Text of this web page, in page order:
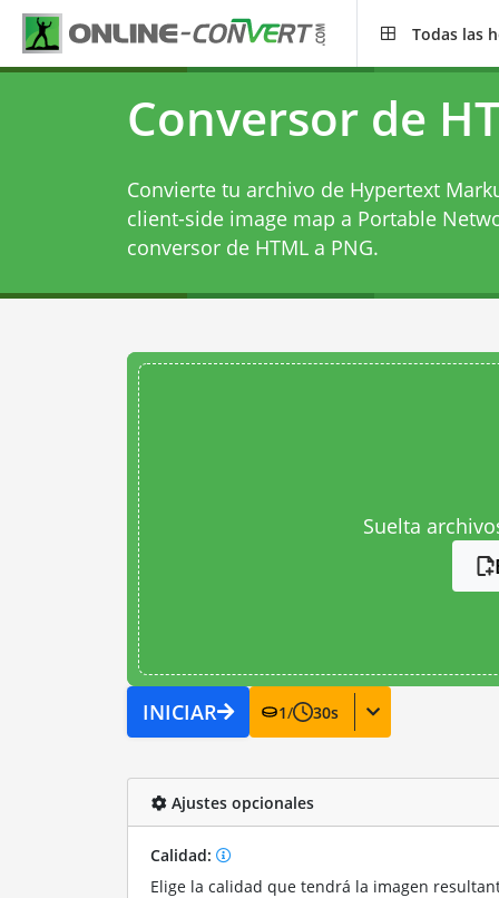
Todas las
Conversor de
Convierte tu archivo de Hypertext
client-side image map a Portable
conversor de HTML a PNG.
Suelta
INICIAR 1/ 30s
Ajustes opcionales
Calidad:
Elige la calidad que tendrá la imagen